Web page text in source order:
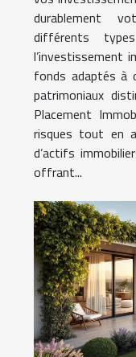
durablement
différents
l’investissement
fonds adaptés à
patrimoniaux
Placement
risques tout en
d’actifs
offrant...